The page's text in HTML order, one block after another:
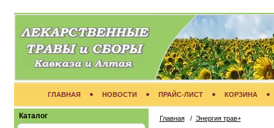
ГЛАВНАЯ НОВОСТИ ПРАЙС-ЛИСТ КОРЗИНА
Каталог Главная/ Энергия трав+